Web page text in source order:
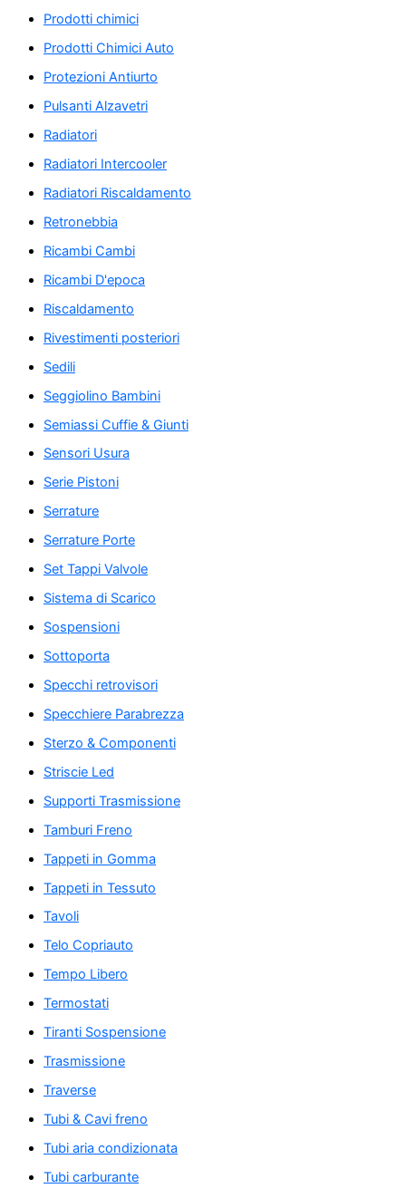
Prodotti chimici
Prodotti Chimici Auto
Protezioni Antiurto
Pulsanti Alzavetri
Radiatori
Radiatori Intercooler
Radiatori Riscaldamento
Retronebbia
Ricambi Cambi
Ricambi D'epoca
Riscaldamento
Rivestimenti posteriori
Sedili
Seggiolino Bambini
Semiassi Cuffie & Giunti
Sensori Usura
Serie Pistoni
Serrature
Serrature Porte
Set Tappi Valvole
Sistema di Scarico
Sospensioni
Sottoporta
Specchi retrovisori
Specchiere Parabrezza
Sterzo & Componenti
Striscie Led
Supporti Trasmissione
Tamburi Freno
Tappeti in Gomma
Tappeti in Tessuto
Tavoli
Telo Copriauto
Tempo Libero
Termostati
Tiranti Sospensione
Trasmissione
Traverse
Tubi & Cavi freno
Tubi aria condizionata
Tubi carburante